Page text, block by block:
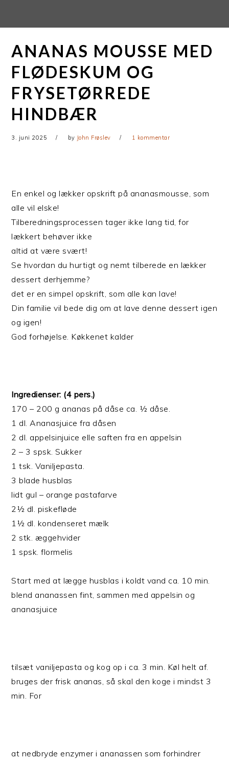
primær
navigation
ANANAS MOUSSE MED
FLØDESKUM OG
FRYSETØRREDE
HINDBÆR
3. juni 2025 by John Frøslev 1 kommentar
En enkel og lækker opskrift på ananasmousse, som
alle vil elske!
Tilberedningsprocessen tager ikke lang tid, for
lækkert behøver ikke
altid at være svært!
Se hvordan du hurtigt og nemt tilberede en lækker
dessert derhjemme?
det er en simpel opskrift, som alle kan lave!
Din familie vil bede dig om at lave denne dessert igen
og igen!
God forhøjelse. Køkkenet kalder
Ingredienser: (4 pers.)
170 – 200 g ananas på dåse ca. ½ dåse.
1 dl. Ananasjuice fra dåsen
2 dl. appelsinjuice elle saften fra en appelsin
2 – 3 spsk. Sukker
1 tsk. Vaniljepasta.
3 blade husblas
lidt gul – orange pastafarve
2½ dl. piskefløde
1½ dl. kondenseret mælk
2 stk. æggehvider
1 spsk. flormelis
Start med at lægge husblas i koldt vand ca. 10 min.
blend ananassen fint, sammen med appelsin og
ananasjuice
tilsæt vaniljepasta og kog op i ca. 3 min. Køl helt af.
bruges der frisk ananas, så skal den koge i mindst 3
min. For
at nedbryde enzymer i ananassen som forhindrer